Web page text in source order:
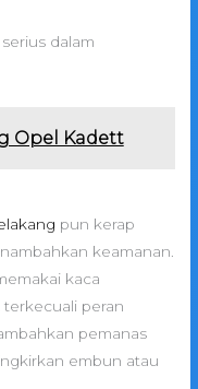
dalam
Opel Kadett
pun kerap
keamanan.
kaca
peran
pemanas
embun atau